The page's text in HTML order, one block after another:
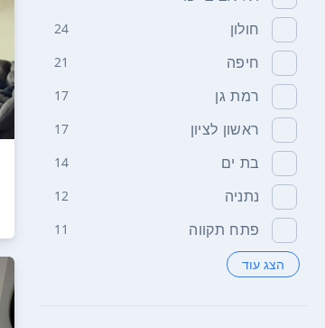
חולון 24
חיפה 21
רמת גן 17
ראשון לציון 17
בת ים 14
נתניה 12
פתח תקווה 11
הצג עוד